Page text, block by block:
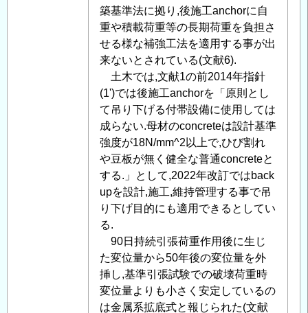
明
用
ア
ン
ー
ボ
ル
ト
の
現
地
引
抜
験
に
つ
い
築基準法に拠り,後施工anchorに自
重や積載荷重等の長期荷重を負担さ
せる様な補強工法を適用する事が出
来ないとされている(文献6).
土木では,文献1の前2014年指針
(1')では後施工anchorを「原則とし
て吊り下げる付帯設備に使用しては
成らない.母材のconcreteは設計基準
強度が18N/mm^2以上で,ひび割れ
や豆板が無く健全な普通concreteと
する.」として,2022年改訂ではback
upを設計,施工,維持管理する事で吊
り下げ目的にも適用できるとしてい
る.
90日持続引張荷重作用後に生じ
た変位量から50年後の変位量を外
挿し,基準引張試験での破壊荷重時
変位量よりも小さく安定しているの
は金属系拡底式と報じられた(文献